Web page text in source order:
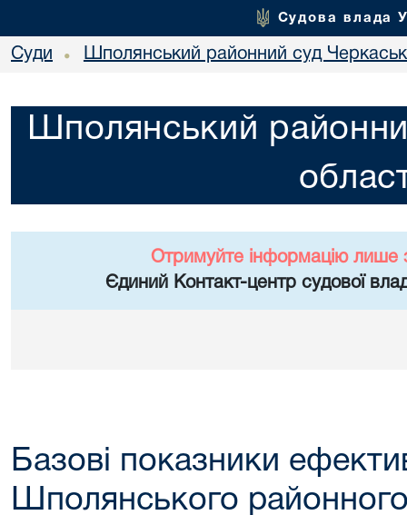
Судова влада
Суди • Шполянський районний суд
Шполянський
Отримуйте інформацію лише
Єдиний Контакт-центр судової
Базові показники
Шполянського